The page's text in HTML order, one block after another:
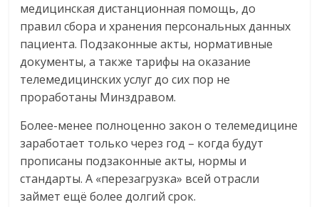
медицинская дистанционная помощь, до
правил сбора и хранения персональных данных
пациента. Подзаконные акты, нормативные
документы, а также тарифы на оказание
телемедицинских услуг до сих пор не
проработаны Минздравом.
Более-менее полноценно закон о телемедицине
заработает только через год – когда будут
прописаны подзаконные акты, нормы и
стандарты. А «перезагрузка» всей отрасли
займет ещё более долгий срок.